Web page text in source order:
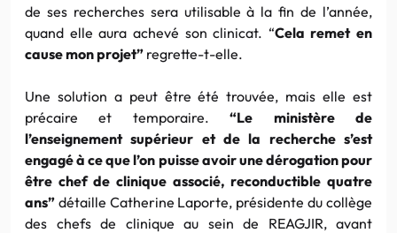
de ses recherches sera utilisable à la fin de l’année,
quand elle aura achevé son clinicat. “Cela remet en
cause mon projet” regrette-t-elle.
Une solution a peut être été trouvée, mais elle est
précaire et temporaire.“Le ministère de
l’enseignement supérieur et de la recherche s’est
engagé à ce que l’on puisse avoir une dérogation pour
être chef de clinique associé, reconductible quatre
ans” détaille Catherine Laporte, présidente du collège
des chefs de clinique au sein de REAGJIR, avant